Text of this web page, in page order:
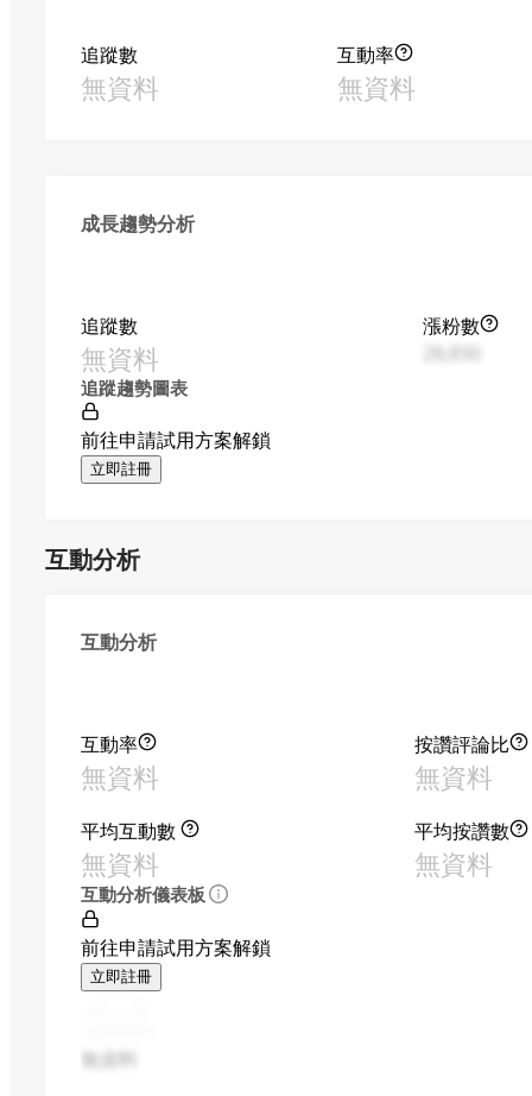
追蹤數
無資料
互動率
無資料
成長趨勢分析
追蹤數
無資料
漲粉數
追蹤趨勢圖表
前往申請試用方案解鎖
立即註冊
互動分析
互動分析
互動率
無資料
按讚評論比
無資料
平均互動數
無資料
平均按讚數
無資料
互動分析儀表板
前往申請試用方案解鎖
立即註冊
無資料